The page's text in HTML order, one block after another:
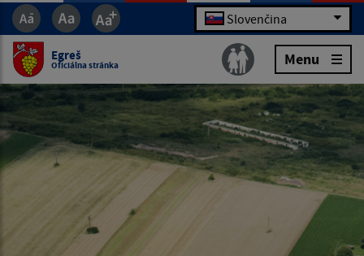
Slovenčina
Egreš
Oficiálna stránka Menu